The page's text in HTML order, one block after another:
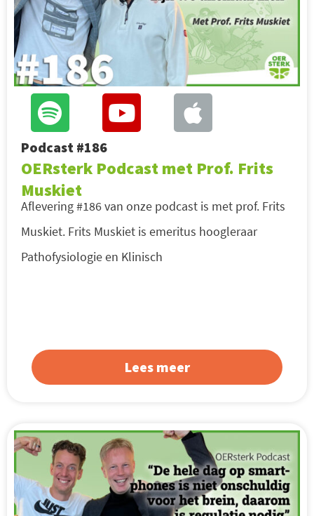
Podcast #186
OERsterk Podcast met Prof. Frits
Muskiet
Aflevering #186 van onze podcast is met prof. Frits
Muskiet. Frits Muskiet is emeritus hoogleraar
Pathofysiologie en Klinisch
Lees meer